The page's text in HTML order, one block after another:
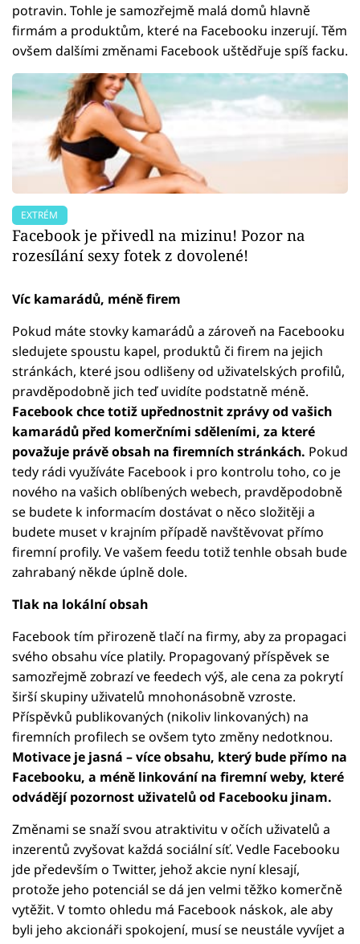
potravin. Tohle je samozřejmě malá domů hlavně
firmám a produktům, které na Facebooku inzerují. Těm
ovšem dalšími změnami Facebook uštědřuje spíš facku.
EXTRÉM
Facebook je přivedl na mizinu! Pozor na
rozesílání sexy fotek z dovolené!
Víc kamarádů, méně firem
Pokud máte stovky kamarádů a zároveň na Facebooku
sledujete spoustu kapel, produktů či firem na jejich
stránkách, které jsou odlišeny od uživatelských profilů,
pravděpodobně jich teď uvidíte podstatně méně.
Facebook chce totiž upřednostnit zprávy od vašich
kamarádů před komerčními sděleními, za které
považuje právě obsah na firemních stránkách. Pokud
tedy rádi využíváte Facebook i pro kontrolu toho, co je
nového na vašich oblíbených webech, pravděpodobně
se budete k informacím dostávat o něco složitěji a
budete muset v krajním případě navštěvovat přímo
firemní profily. Ve vašem feedu totiž tenhle obsah bude
zahrabaný někde úplně dole.
Tlak na lokální obsah
Facebook tím přirozeně tlačí na firmy, aby za propagaci
svého obsahu více platily. Propagovaný příspěvek se
samozřejmě zobrazí ve feedech výš, ale cena za pokrytí
širší skupiny uživatelů mnohonásobně vzroste.
Příspěvků publikovaných (nikoliv linkovaných) na
firemních profilech se ovšem tyto změny nedotknou.
Motivace je jasná – více obsahu, který bude přímo na
Facebooku, a méně linkování na firemní weby, které
odvádějí pozornost uživatelů od Facebooku jinam.
Změnami se snaží svou atraktivitu v očích uživatelů a
inzerentů zvyšovat každá sociální síť. Vedle Facebooku
jde především o Twitter, jehož akcie nyní klesají,
protože jeho potenciál se dá jen velmi těžko komerčně
vytěžit. V tomto ohledu má Facebook náskok, ale aby
byli jeho akcionáři spokojení, musí se neustále vyvíjet a